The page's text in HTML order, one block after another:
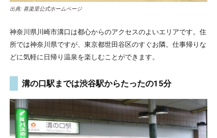
出典: 喜楽里公式ホームページ
神奈川県川崎市溝口は都心からのアクセスのよいエリアです。住
所では神奈川県ですが、東京都世田谷区のすぐお隣。仕事帰りな
どに気軽に日帰り温泉を楽しむことができます。
溝の口駅までは渋谷駅からたったの15分